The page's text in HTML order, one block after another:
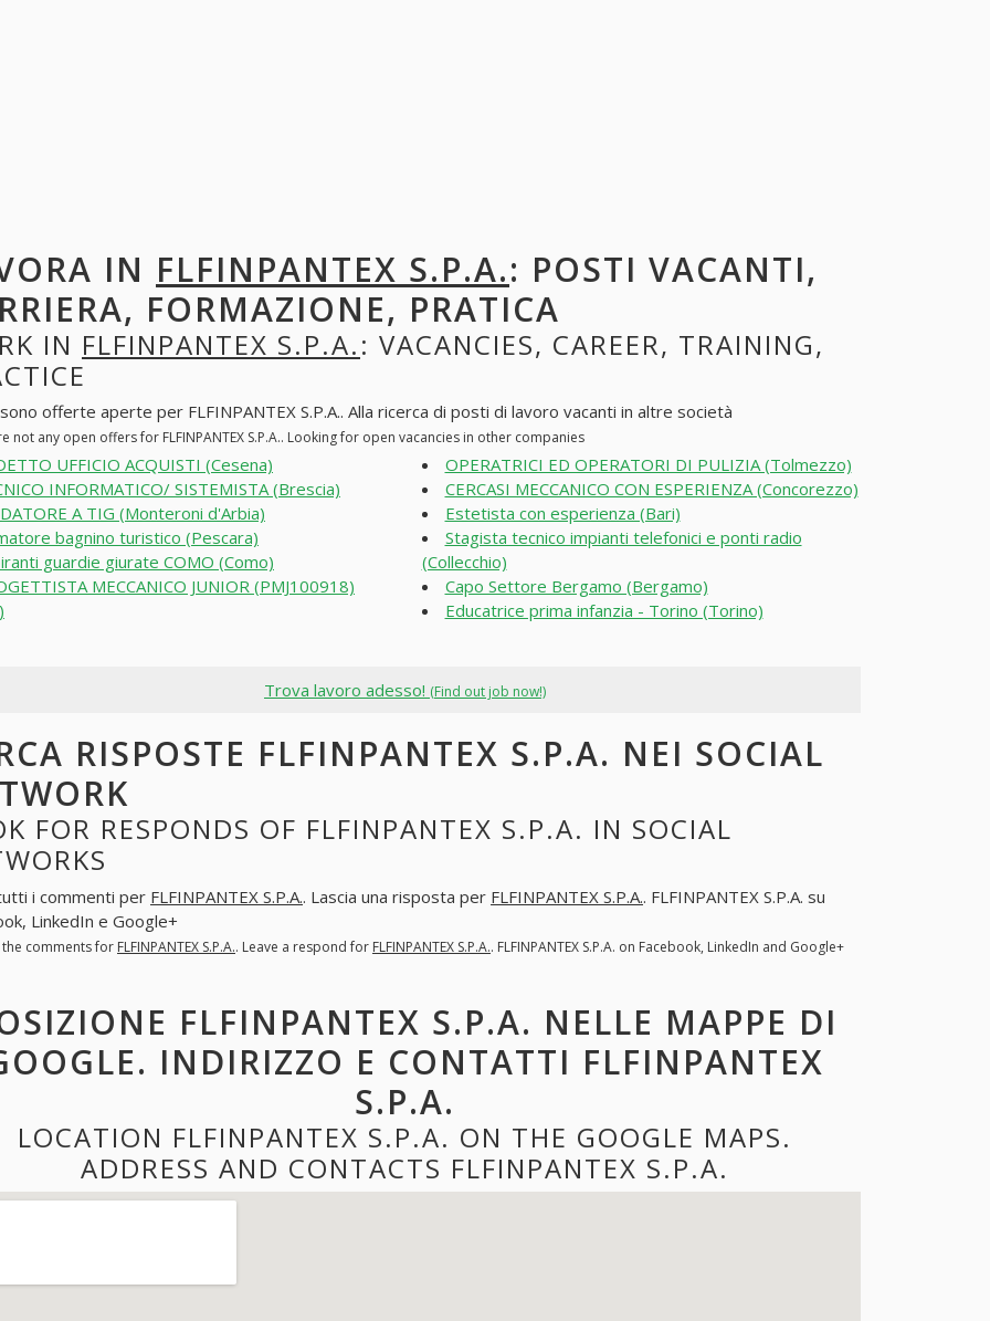
IN FLFINPANTEX S.P.A.: POSTI VACANTI,
FORMAZIONE, PRATICA
IN FLFINPANTEX S.P.A.: VACANCIES, CAREER, TRAINING,
offerte aperte per FLFINPANTEX S.P.A.. Alla ricerca di posti di lavoro vacanti in altre società
not any open offers for FLFINPANTEX S.P.A.. Looking for open vacancies in other companies
UFFICIO ACQUISTI (Cesena)
INFORMATICO/ SISTEMISTA (Brescia)
A TIG (Monteroni d'Arbia)
bagnino turistico (Pescara)
guardie giurate COMO (Como)
MECCANICO JUNIOR (PMJ100918)
OPERATRICI ED OPERATORI DI PULIZIA (Tolmezzo)
CERCASI MECCANICO CON ESPERIENZA (Concorezzo)
Estetista con esperienza (Bari)
Stagista tecnico impianti telefonici e ponti radio
(Collecchio)
Capo Settore Bergamo (Bergamo)
Educatrice prima infanzia - Torino (Torino)
Trova lavoro adesso! (Find out job now!)
RISPOSTE FLFINPANTEX S.P.A. NEI SOCIAL
FOR RESPONDS OF FLFINPANTEX S.P.A. IN SOCIAL
i commenti per FLFINPANTEX S.P.A.. Lascia una risposta per FLFINPANTEX S.P.A.. FLFINPANTEX S.P.A. su
LinkedIn e Google+
the comments for FLFINPANTEX S.P.A.. Leave a respond for FLFINPANTEX S.P.A.. FLFINPANTEX S.P.A. on Facebook, LinkedIn and Google+
FLFINPANTEX S.P.A. NELLE MAPPE DI
INDIRIZZO E CONTATTI FLFINPANTEX
S.P.A.
LOCATION FLFINPANTEX S.P.A. ON THE GOOGLE MAPS.
ADDRESS AND CONTACTS FLFINPANTEX S.P.A.